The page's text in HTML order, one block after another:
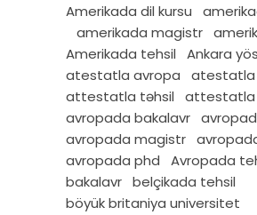
Amerikada dil kursu
amerikada magistr
Amerikada tehsil
Ankara yös
atestatla avropa
atestatla
attestatla təhsil
attestatla
avropada bakalavr
avropada magistr
avropada phd
Avropada
bakalavr belçikada tehsil
böyük britaniya universitet